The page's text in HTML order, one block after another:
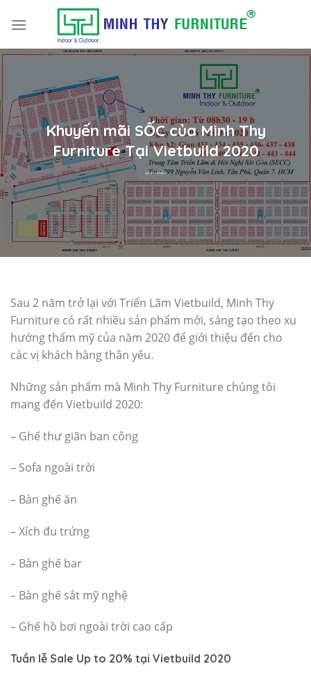
Khuyến mãi SỐC của Minh Thy
Furniture Tại Vietbuild 2020
Sau 2 năm trở lại với Triển Lãm Vietbuild, Minh Thy
Furniture có rất nhiều sản phẩm mới, sáng tạo theo xu
hướng thẩm mỹ của năm 2020 để giới thiệu đến cho
các vị khách hàng thân yêu.
Những sản phẩm mà Minh Thy Furniture chúng tôi
mang đến Vietbuild 2020:
– Ghế thư giãn ban công
– Sofa ngoài trời
– Bàn ghế ăn
– Xích đu trứng
– Bàn ghế bar
– Bàn ghế sắt mỹ nghệ
– Ghế hồ bơi ngoài trời cao cấp
Tuần lễ Sale Up to 20% tại Vietbuild 2020